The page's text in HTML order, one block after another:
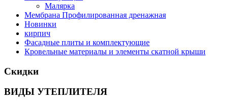
Малярка
Мембрана Профилированная дренажная
Новинки
кирпич
Фасадные плиты и комплектующие
Кровельные материалы и элементы скатной крыши
Скидки
ВИДЫ УТЕПЛИТЕЛЯ